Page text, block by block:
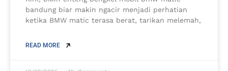
bandung biar makin ngacir menjadi perhatian
ketika BMW matic terasa berat, tarikan melemah,
READ MORE